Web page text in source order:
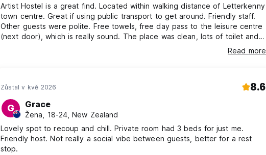
Artist Hostel is a great find. Located within walking distance of Letterkenny
town centre. Great if using public transport to get around. Friendly staff.
Other guests were polite. Free towels, free day pass to the leisure centre
(next door), which is really sound. The place was clean, lots of toilet and
shower facilities. Great kitchen, with all the appliances one would need.
Read more
Zůstal v kvě 2026 8.6
G Grace
Žena, 18-24, New Zealand
Lovely spot to recoup and chill. Private room had 3 beds for just me.
Friendly host. Not really a social vibe between guests, better for a rest
stop.